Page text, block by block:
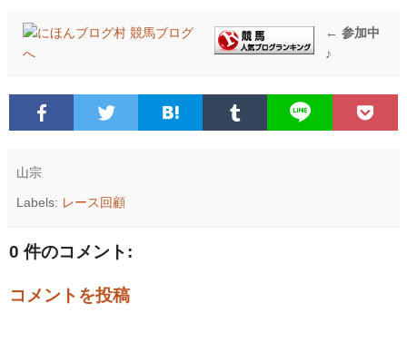
← 参加中
♪
山宗
Labels: レース回顧
0 件のコメント:
コメントを投稿